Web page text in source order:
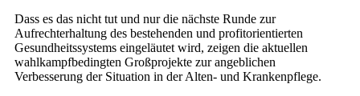
Dass es das nicht tut und nur die nächste Runde zur
Aufrechterhaltung des bestehenden und profitorientierten
Gesundheitssystems eingeläutet wird, zeigen die aktuellen
wahlkampfbedingten Großprojekte zur angeblichen
Verbesserung der Situation in der Alten- und Krankenpflege.